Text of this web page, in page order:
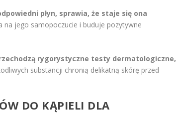
płyn, sprawia, że staje się ona
na jego samopoczucie i buduje pozytywne
rygorystyczne testy dermatologiczne,
substancji chronią delikatną skórę przed
DO KĄPIELI DLA